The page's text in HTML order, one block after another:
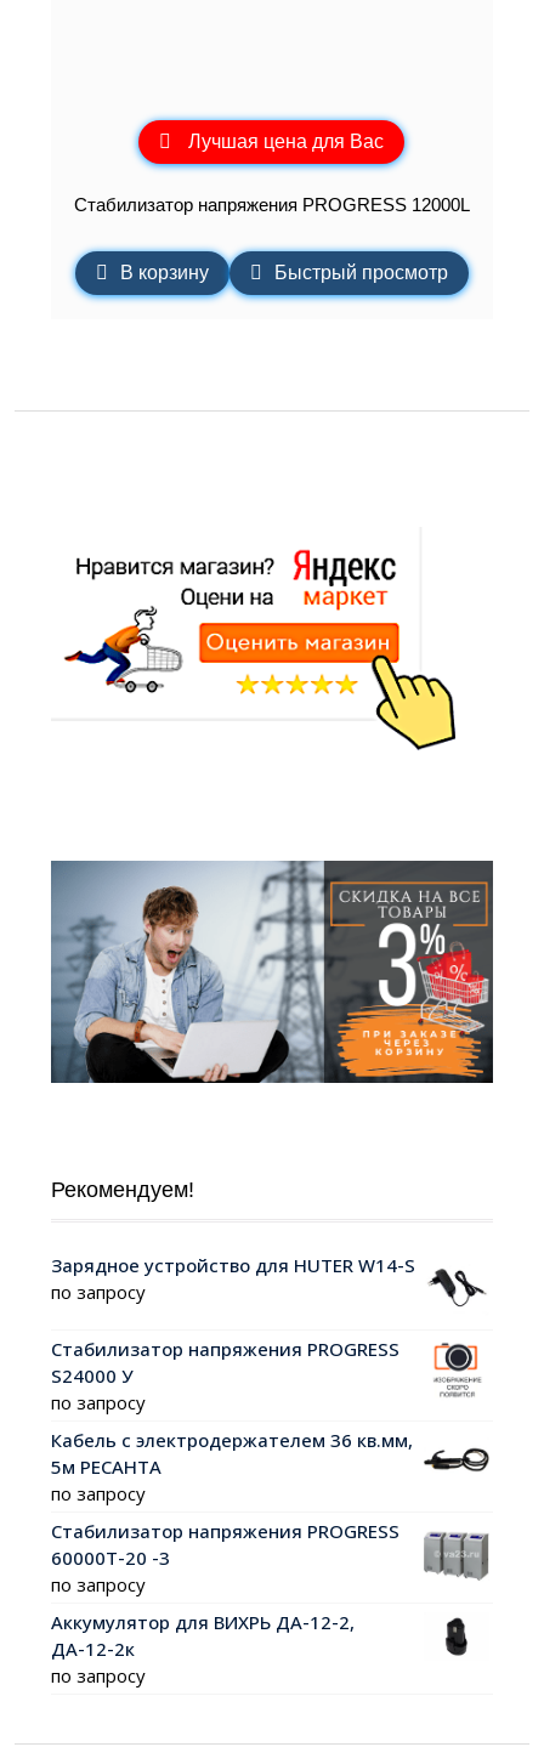
Лучшая цена для Вас
Стабилизатор напряжения PROGRESS 12000L
В корзину Быстрый просмотр
Рекомендуем!
Зарядное устройство для HUTER W14-S
по запросу
Стабилизатор напряжения PROGRESS
S24000 У
по запросу
Кабель с электродержателем 36 кв.мм,
5м РЕСАНТА
по запросу
Стабилизатор напряжения PROGRESS
60000Т-20 -3
по запросу
Аккумулятор для ВИХРЬ ДА-12-2,
ДА-12-2к
по запросу